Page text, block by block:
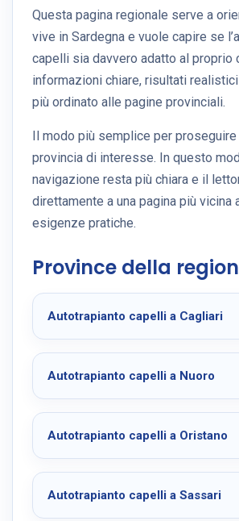
Questa pagina regionale serve a
vive in Sardegna e vuole capire se
capelli sia davvero adatto al proprio
informazioni chiare, risultati
più ordinato alle pagine provinciali.
Il modo più semplice per
provincia di interesse. In questo
navigazione resta più chiara e il
direttamente a una pagina più vicina
esigenze pratiche.
Province della
Autotrapianto capelli a Cagliari
Autotrapianto capelli a Nuoro
Autotrapianto capelli a Oristano
Autotrapianto capelli a Sassari